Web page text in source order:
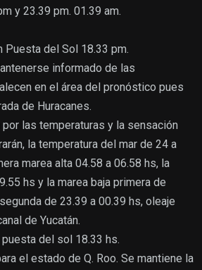
y 23.39 pm. 01.39 am.
Puesta del Sol 18.33 pm.
informado de las
en el área del pronóstico pues
de Huracanes.
por las temperaturas y la sensación
la temperatura del mar de 24 a
marea alta 04.58 a 06.58 hs, la
hs y la marea baja primera de
de 23.39 a 00.39 hs, oleaje
de Yucatán.
del sol 18.33 hs.
el estado de Q. Roo. Se mantiene la